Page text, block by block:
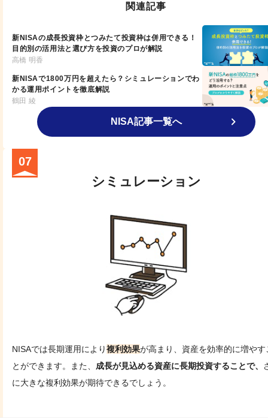
関連記事
新NISAの成長投資枠とつみたて投資枠は併用できる！
目的別の活用法と選び方を投資のプロが解説
高橋 明香
新NISAで1800万円を超えたら？シミュレーションでわ
かる運用ポイントを徹底解説
鶴田 綾
NISA記事一覧へ
07
シミュレーション
NISAでは長期運用により複利効果が高まり、資産を効率的に増やす
とができます。また、 成長が見込める資産に長期投資することで、
に大きな複利効果が期待できるでしょう。